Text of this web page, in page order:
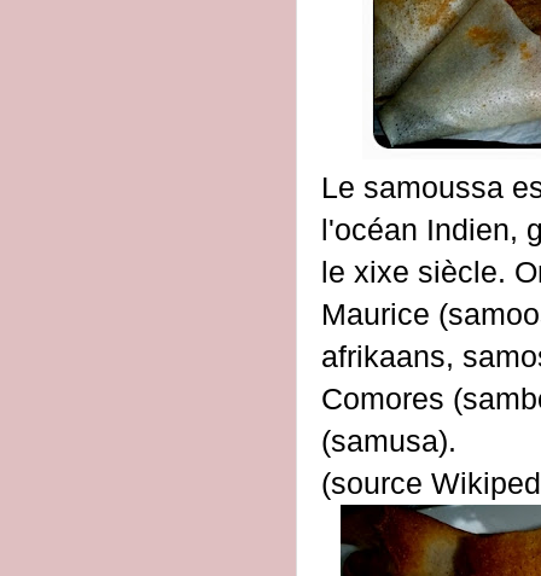
Le samoussa
l'océan Indien,
le xixe siècle.
Maurice
afrikaans,
Comores
(samusa).
(source